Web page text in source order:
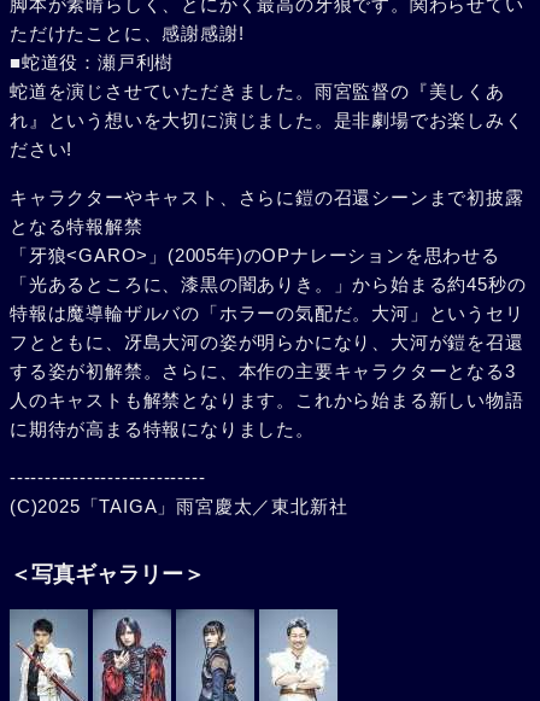
脚本が素晴らしく、とにかく最高の牙狼です。関わらせてい
ただけたことに、感謝感謝!
■蛇道役：瀬戸利樹
蛇道を演じさせていただきました。雨宮監督の『美しくあ
れ』という想いを大切に演じました。是非劇場でお楽しみく
ださい!
キャラクターやキャスト、さらに鎧の召還シーンまで初披露
となる特報解禁
「牙狼<GARO>」(2005年)のOPナレーションを思わせる
「光あるところに、漆黒の闇ありき。」から始まる約45秒の
特報は魔導輪ザルバの「ホラーの気配だ。大河」というセリ
フとともに、冴島大河の姿が明らかになり、大河が鎧を召還
する姿が初解禁。さらに、本作の主要キャラクターとなる3
人のキャストも解禁となります。これから始まる新しい物語
に期待が高まる特報になりました。
----------------------------
(C)2025「TAIGA」雨宮慶太／東北新社
＜写真ギャラリー＞